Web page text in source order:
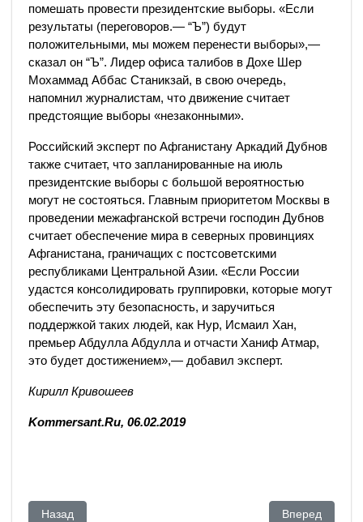
помешать провести президентские выборы. «Если
результаты (переговоров.— “Ъ”) будут
положительными, мы можем перенести выборы»,—
сказал он “Ъ”. Лидер офиса талибов в Дохе Шер
Мохаммад Аббас Станикзай, в свою очередь,
напомнил журналистам, что движение считает
предстоящие выборы «незаконными».
Российский эксперт по Афганистану Аркадий Дубнов
также считает, что запланированные на июль
президентские выборы с большой вероятностью
могут не состояться. Главным приоритетом Москвы в
проведении межафганской встречи господин Дубнов
считает обеспечение мира в северных провинциях
Афганистана, граничащих с постсоветскими
республиками Центральной Азии. «Если России
удастся консолидировать группировки, которые могут
обеспечить эту безопасность, и заручиться
поддержкой таких людей, как Нур, Исмаил Хан,
премьер Абдулла Абдулла и отчасти Ханиф Атмар,
это будет достижением»,— добавил эксперт.
Кирилл Кривошеев
Kommersant.Ru, 06.02.2019
Предыдущий: Казахстан потерял 3 миллиона человек. О
Назад Следующий:
Вперед